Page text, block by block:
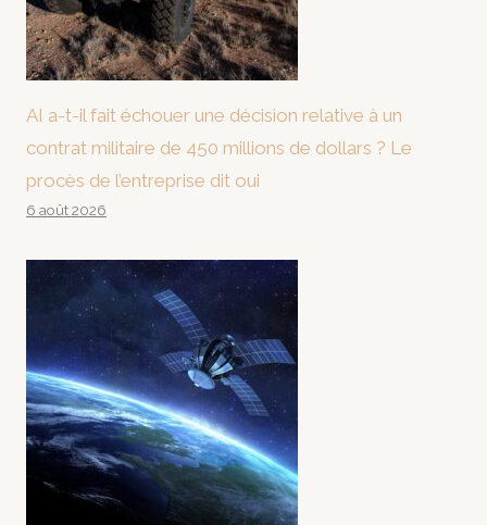
AI a-t-il fait échouer une décision relative à un
contrat militaire de 450 millions de dollars ? Le
procès de l’entreprise dit oui
6 août 2026